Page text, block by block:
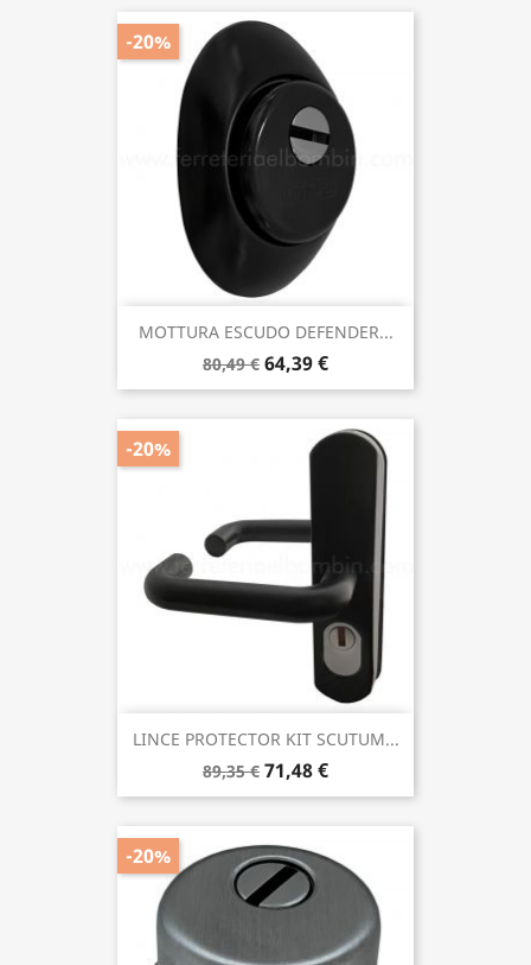
MOTTURA ESCUDO DEFENDER...
80,49 € 64,39 €
-20%
LINCE PROTECTOR KIT SCUTUM...
89,35 € 71,48 €
-20%
-20%